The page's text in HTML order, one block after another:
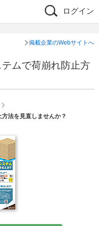
ログイン
掲載企業のWebサイトへ
ムで荷崩れ防止方
法を見直しませんか？